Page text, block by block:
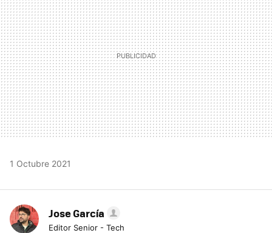
1 Octubre 2021
Jose García
Editor Senior - Tech